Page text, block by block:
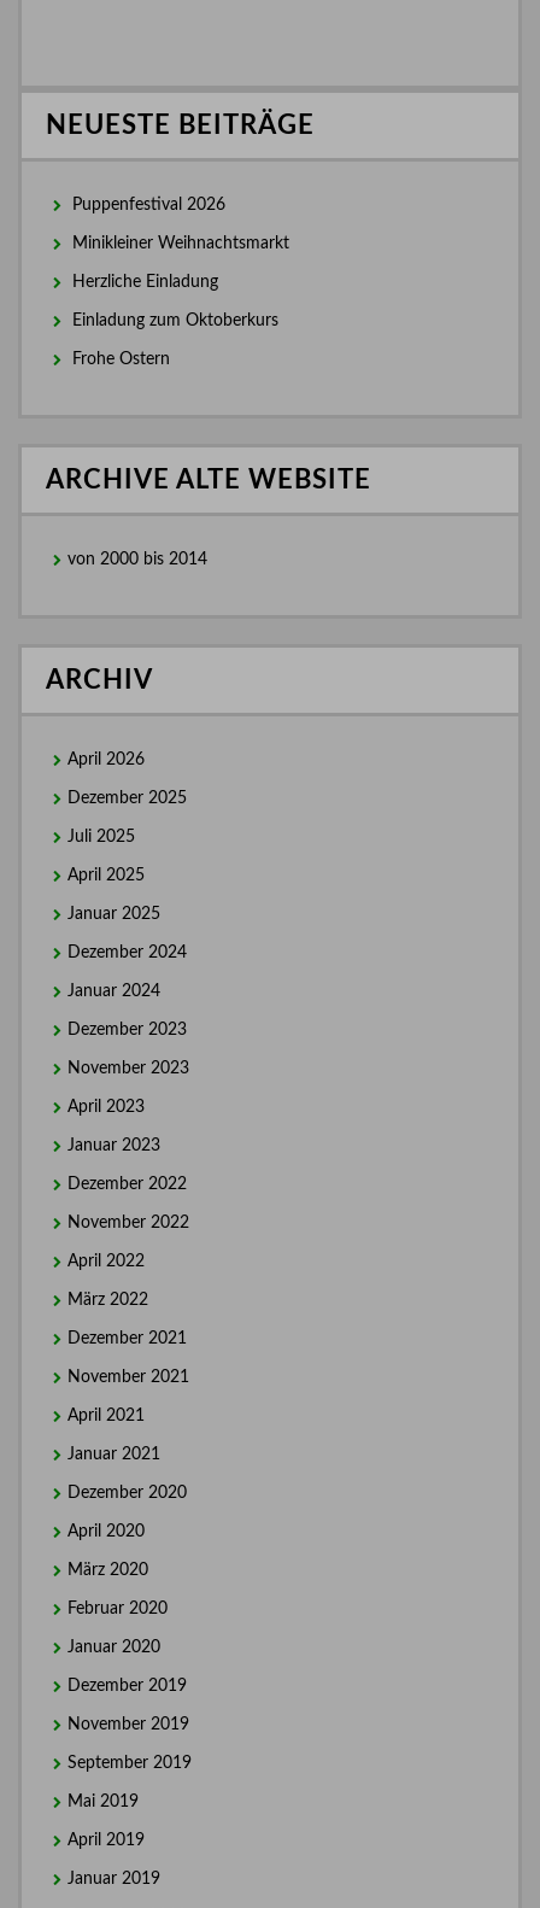
NEUESTE BEITRÄGE
Puppenfestival 2026
Minikleiner Weihnachtsmarkt
Herzliche Einladung
Einladung zum Oktoberkurs
Frohe Ostern
ARCHIVE ALTE WEBSITE
von 2000 bis 2014
ARCHIV
April 2026
Dezember 2025
Juli 2025
April 2025
Januar 2025
Dezember 2024
Januar 2024
Dezember 2023
November 2023
April 2023
Januar 2023
Dezember 2022
November 2022
April 2022
März 2022
Dezember 2021
November 2021
April 2021
Januar 2021
Dezember 2020
April 2020
März 2020
Februar 2020
Januar 2020
Dezember 2019
November 2019
September 2019
Mai 2019
April 2019
Januar 2019